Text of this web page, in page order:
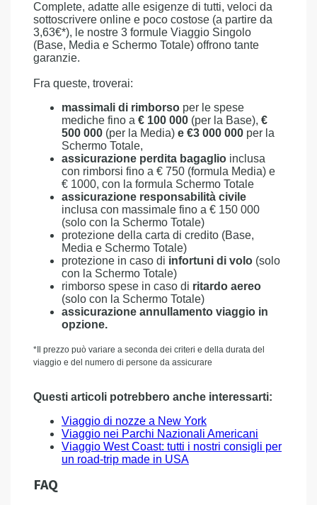
Complete, adatte alle esigenze di tutti, veloci da
sottoscrivere online e poco costose (a partire da
3,63€*), le nostre 3 formule Viaggio Singolo
(Base, Media e Schermo Totale) offrono tante
garanzie.
Fra queste, troverai:
massimali di rimborso per le spese
mediche fino a € 100 000 (per la Base), €
500 000 (per la Media) e €3 000 000 per la
Schermo Totale,
assicurazione perdita bagaglio inclusa
con rimborsi fino a € 750 (formula Media) e
€ 1000, con la formula Schermo Totale
assicurazione responsabilità civile
inclusa con massimale fino a € 150 000
(solo con la Schermo Totale)
protezione della carta di credito (Base,
Media e Schermo Totale)
protezione in caso di infortuni di volo (solo
con la Schermo Totale)
rimborso spese in caso di ritardo aereo
(solo con la Schermo Totale)
assicurazione annullamento viaggio in
opzione.
*Il prezzo può variare a seconda dei criteri e della durata del
viaggio e del numero di persone da assicurare
Questi articoli potrebbero anche interessarti:
Viaggio di nozze a New York
Viaggio nei Parchi Nazionali Americani
Viaggio West Coast: tutti i nostri consigli per
un road-trip made in USA
FAQ